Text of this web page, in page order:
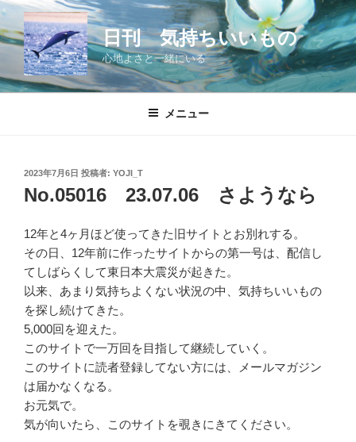
コ
ン
テ
ツ
日刊 気持ちいいもの
心地よさと一緒にいる
メニュー
投
稿
日:
2023年7月6日 投稿者: YOJI_T
No.05016 23.07.06 さようなら
12年と4ヶ月ほど使ってきた旧サイトとお別れする。
その日、12年前に作ったサイトからの第一号は、配信し
てしばらくして東日本大震災が起きた。
以来、あまり気持ちよくない状況の中、気持ちいいもの
を探し続けてきた。
5,000回を迎えた。
このサイトで一万回を目指して継続していく。
このサイトに読者登録してない方には、メールマガジン
は届かなくなる。
お元気で。
気が向いたら、このサイトを覗きにきてください。